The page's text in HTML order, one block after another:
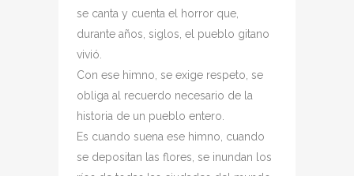
se canta y cuenta el horror que,
durante años, siglos, el pueblo gitano
vivió.
Con ese himno, se exige respeto, se
obliga al recuerdo necesario de la
historia de un pueblo entero.
Es cuando suena ese himno, cuando
se depositan las flores, se inundan los